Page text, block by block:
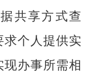
共享方式查
个人提供实
办事所需相